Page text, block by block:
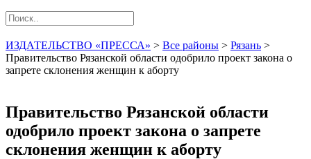
ИЗДАТЕЛЬСТВО «ПРЕССА» > Все районы > Рязань >
Правительство Рязанской области одобрило проект закона о
запрете склонения женщин к аборту
Правительство Рязанской области
одобрило проект закона о запрете
склонения женщин к аборту